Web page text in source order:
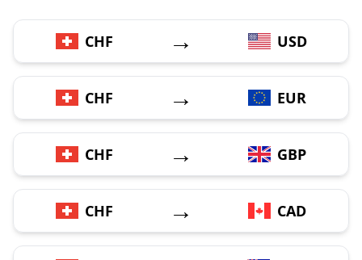
CHF → USD
CHF → EUR
CHF → GBP
CHF → CAD